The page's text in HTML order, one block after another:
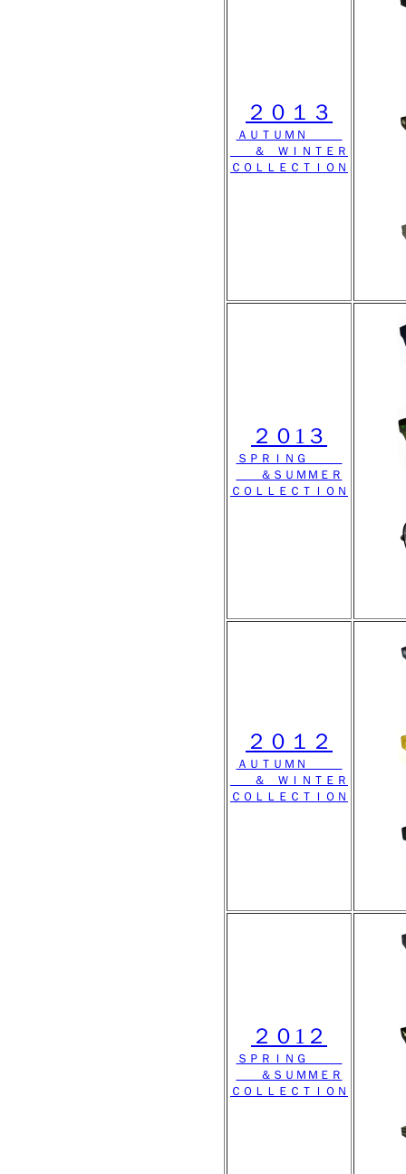
２０１３
ＡＵＴＵＭＮ
＆ ＷＩＮＴＥＲ
ＣＯＬＬＥＣＴＩＯＮ
２０1３
ＳＰＲＩＮＧ
＆ＳＵＭＭＥＲ
ＣＯＬＬＥＣＴＩＯＮ
２０１２
ＡＵＴＵＭＮ
＆ ＷＩＮＴＥＲ
ＣＯＬＬＥＣＴＩＯＮ
２０1２
ＳＰＲＩＮＧ
＆ＳＵＭＭＥＲ
ＣＯＬＬＥＣＴＩＯＮ